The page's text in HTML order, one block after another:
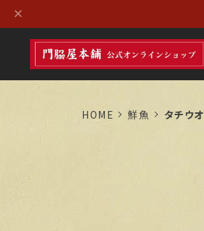
HOME 鮮魚 タチウオ